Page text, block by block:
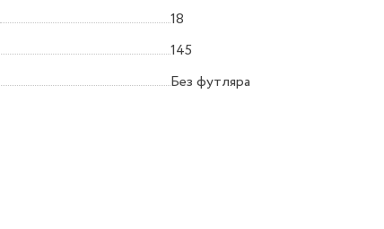
18
145
Без футляра